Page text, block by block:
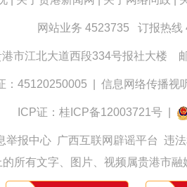
网站业务 4523735 订报热
港市江北大道西段334号报社大楼
：45120250005 信息网络传播视
ICP证：桂ICP备12003721号
举报中心 广西互联网辟谣平台 违
所有文字、图片、视频属贵港市